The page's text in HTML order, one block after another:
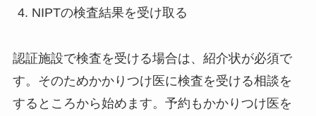
NIPTの検査結果を受け取る
認証施設で検査を受ける場合は、紹介状が必須で
す。そのためかかりつけ医に検査を受ける相談を
するところから始めます。予約もかかりつけ医を